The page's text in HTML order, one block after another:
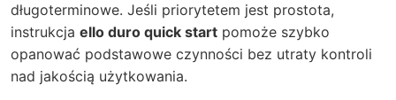
długoterminowe. Jeśli priorytetem jest prostota,
instrukcja ello duro quick start pomoże szybko
opanować podstawowe czynności bez utraty kontroli
nad jakością użytkowania.